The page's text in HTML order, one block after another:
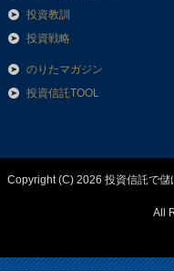
投資教訓
投資戦略
のりたマガジン
投資信託TOOL
Copyright (C) 2026 投資信託で
All